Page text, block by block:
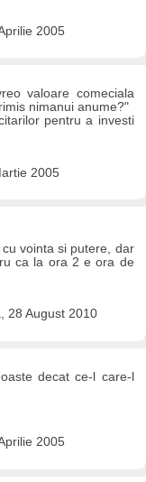
2005
valoare comeciala
nimanui anume?"
pentru a investi
2005
vointa si putere, dar
ca la ora 2 e ora de
28 August 2010
decat ce-l care-l
2005